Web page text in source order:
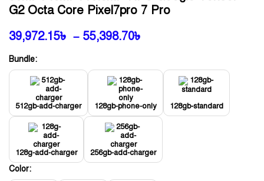
G2 Octa Core Pixel7pro 7 Pro
39,972.15৳ – 55,398.70৳
Bundle:
512gb-add-charger 128gb-phone-only 128gb-standard
128g-add-charger 256gb-add-charger
Color: